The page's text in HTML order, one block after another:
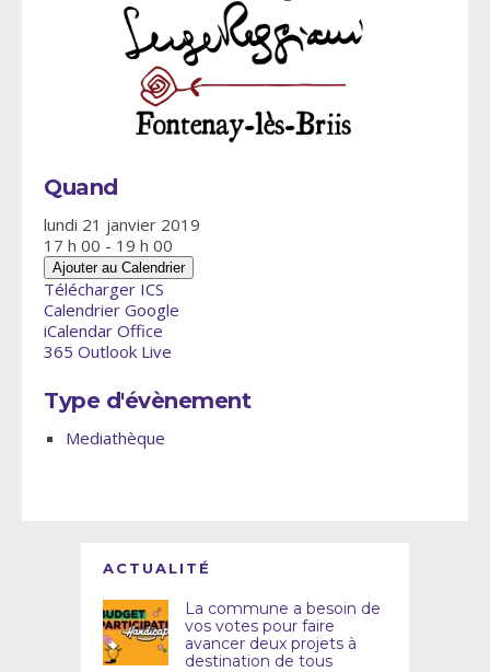
Quand
lundi 21 janvier 2019
17 h 00 - 19 h 00
Ajouter au Calendrier
Télécharger ICS
Calendrier Google
iCalendar Office
365 Outlook Live
Type d'évènement
Mediathèque
ACTUALITÉ
La commune a besoin de
vos votes pour faire
avancer deux projets à
destination de tous